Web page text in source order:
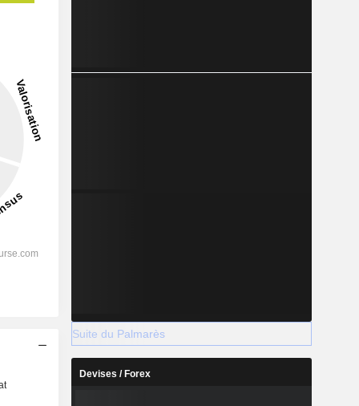
Suite du Palmarès
Devises / Forex